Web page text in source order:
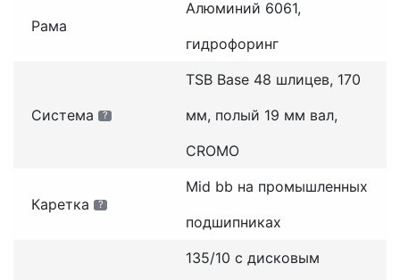
Рама
Алюминий 6061,
гидрофоринг
Система ?
TSB Base 48 шлицев, 170
мм, полый 19 мм вал,
CROMO
Каретка ?
Mid bb на промышленных
подшипниках
135/10 с дисковым